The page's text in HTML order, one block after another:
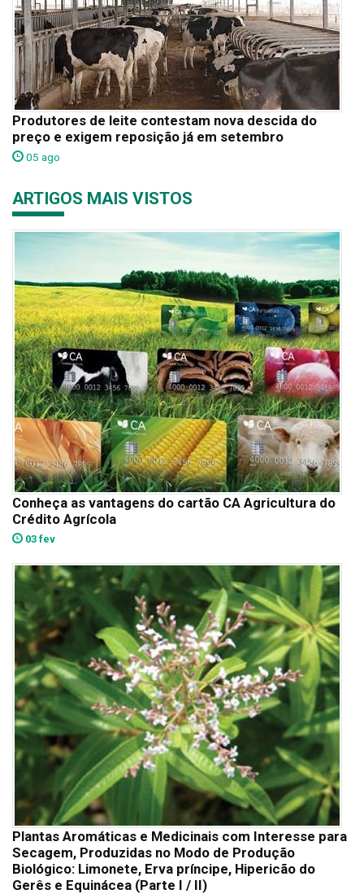
Produtores de leite contestam nova descida do
preço e exigem reposição já em setembro
05 ago
ARTIGOS MAIS VISTOS
Conheça as vantagens do cartão CA Agricultura do
Crédito Agrícola
03 fev
Plantas Aromáticas e Medicinais com Interesse para
Secagem, Produzidas no Modo de Produção
Biológico: Limonete, Erva príncipe, Hipericão do
Gerês e Equinácea (Parte I / II)